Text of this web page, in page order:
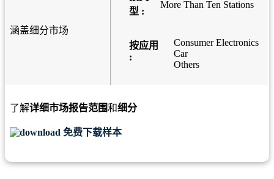
涵盖细分市场
型 :
More Than Ten Stations
按应用
:
Consumer Electronics
Car
Others
了解详细市场报告范围和细分
免费下载样本